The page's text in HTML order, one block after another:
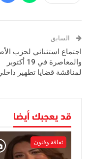
السابق
اجتماع استثنائي لحزب
والمعاصرة في 19 أكتوبر
لمناقشة قضايا تطهير
قد يعجبك أيضا
ثقافة وفنون